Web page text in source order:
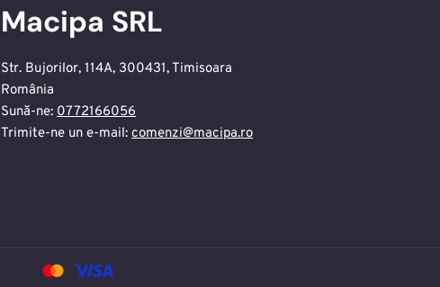
Macipa SRL
Str. Bujorilor, 114A, 300431, Timisoara
România
Sună-ne:0772166056
Trimite-ne un e-mail:comenzi@macipa.ro